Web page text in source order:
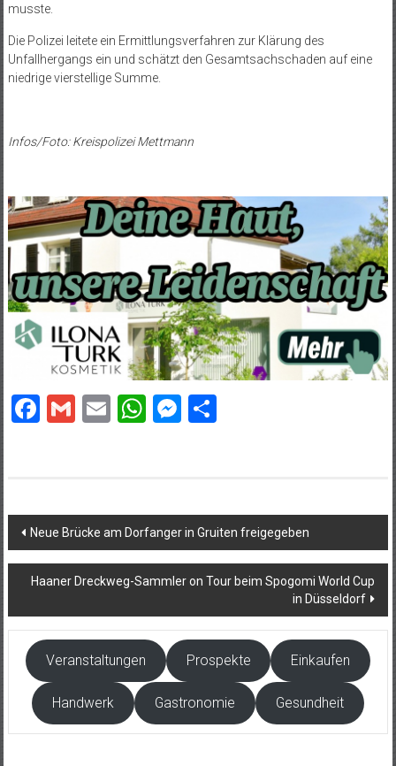
musste.
Die Polizei leitete ein Ermittlungsverfahren zur Klärung des
Unfallhergangs ein und schätzt den Gesamtsachschaden auf eine
niedrige vierstellige Summe.
Infos/Foto: Kreispolizei Mettmann
Facebook
Gmail
EmailWhatsApp
Messenger
Teilen
Beitragsnavigation
Neue Brücke am Dorfanger in Gruiten freigegeben
Haaner Dreckweg-Sammler on Tour beim Spogomi World Cup
in Düsseldorf
Veranstaltungen Prospekte Einkaufen
Handwerk Gastronomie Gesundheit